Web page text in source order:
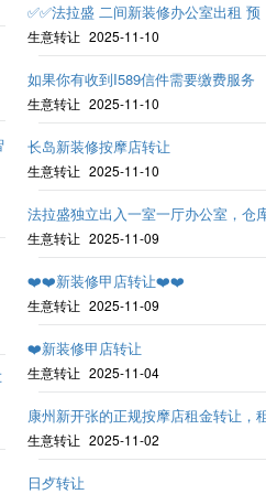
✅✅法拉盛 二间新装修办公室出租 预
生意转让 2025-11-10
如果你有收到I589信件需要缴费服务
生意转让 2025-11-10
长岛新装修按摩店转让
生意转让 2025-11-10
法拉盛独立出入一室一厅办公室，仓
生意转让 2025-11-09
❤️❤️新装修甲店转让❤️❤️
生意转让 2025-11-09
❤️新装修甲店转让
生意转让 2025-11-04
康州新开张的正规按摩店租金转让，
生意转让 2025-11-02
日歺转让